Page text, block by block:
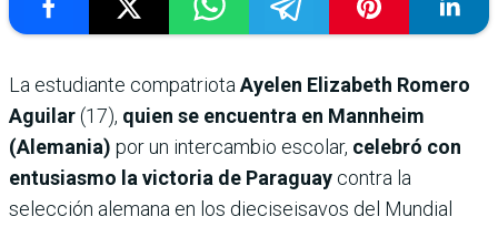
La estudiante compatriotaAyelen Elizabeth Romero
Aguilar(17), quien se encuentra en Mannheim
(Alemania) por un intercambio escolar, celebró con
entusiasmo la victoria de Paraguay contra la
selección alemana en los dieciseisavos del Mundial